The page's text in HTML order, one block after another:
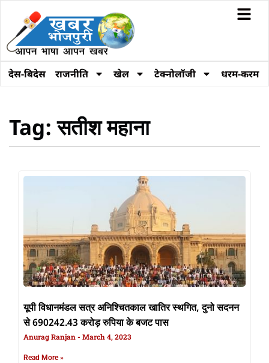
देस-बिदेस राजनीति खेल टेक्नोलॉजी धरम-करम
Tag: सतीश महाना
यूपी विधानमंडल सत्र अनिश्चितकाल खातिर स्थगित, दुनो सदनन
से 690242.43 करोड़ रुपिया के बजट पास
Anurag Ranjan March 4, 2023
Read More »